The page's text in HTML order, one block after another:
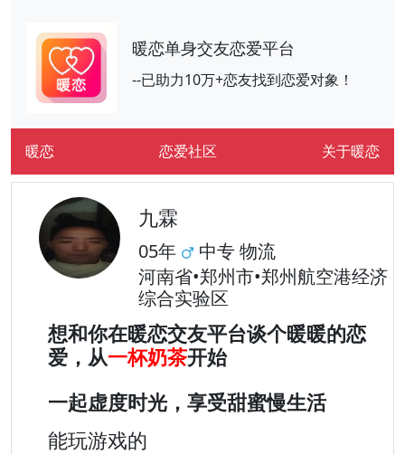
暖恋单身交友恋爱平台
--已助力10万+恋友找到恋爱对象！
暖恋 恋爱社区 关于暖恋
九霖
05年
中专 物流
河南省•郑州市•郑州航空港经济
综合实验区
想和你在暖恋交友平台谈个暖暖的恋
爱，从一杯奶茶开始
一起虚度时光，享受甜蜜慢生活
能玩游戏的